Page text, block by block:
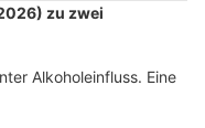
zu zwei
Alkoholeinfluss. Eine